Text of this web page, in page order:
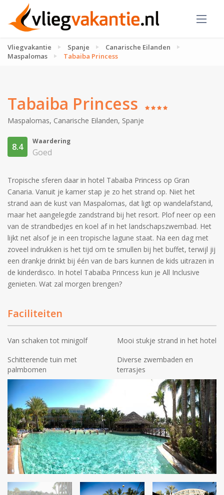
Vliegvakantie Spanje
Canarische Eilanden
Maspalomas
Tabaiba Princess
Tabaiba Princess
Maspalomas, Canarische Eilanden, Spanje
8.4
Waardering
Goed
Tropische sferen daar in hotel Tabaiba Princess op Gran
Canaria. Vanuit je kamer stap je zo het strand op. Niet het
strand aan de kust van Maspalomas, dat ligt op wandelafstand,
maar het aangelegde zandstrand bij het resort. Plof neer op een
van de strandbedjes en koel af in het landschapszwembad. Het
lijkt net alsof je in een tropische lagune staat. Na een dag met
zoveel indrukken is het tijd om te smullen bij het buffet, terwijl jij
een drankje drinkt bij één van de bars kunnen de kids uitrazen in
de kinderdisco. In hotel Tabaiba Princess kun je All Inclusive
genieten. Wat zal morgen brengen?
Faciliteiten
Van schaken tot minigolf
Mooi stukje strand in het hotel
Schitterende tuin met
palmbomen
Diverse zwembaden en
terrasjes